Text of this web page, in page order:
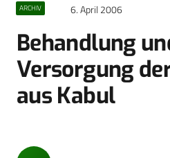
ARCHIV 6. April 2006
Behandlung
Versorgung
aus Kabul